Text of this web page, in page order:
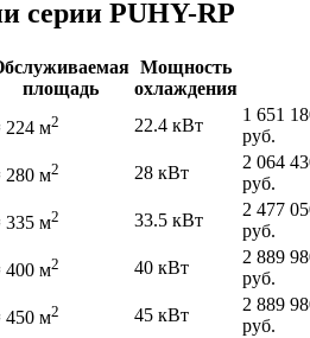
серии PUHY-RP
площадь
Мощность
охлаждения
224 м2 22.4 кВт
1 651
руб.
280 м2 28 кВт
2 064
руб.
335 м2 33.5 кВт
2 477
руб.
400 м2 40 кВт
2 889
руб.
450 м2 45 кВт
2 889
руб.